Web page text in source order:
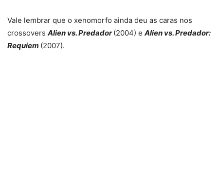
Vale lembrar que o xenomorfo ainda deu as caras nos
crossovers Alien vs. Predador(2004) e Alien vs. Predador:
Requiem (2007).